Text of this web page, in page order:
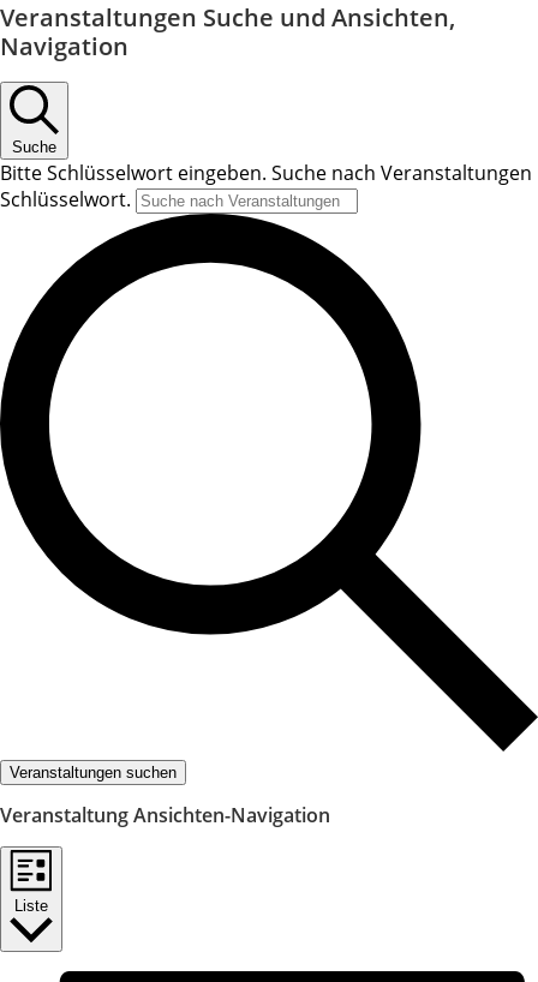
Veranstaltungen Suche und Ansichten,
Navigation
Suche
Bitte Schlüsselwort eingeben. Suche nach Veranstaltungen
Schlüsselwort.
Veranstaltungen suchen
Veranstaltung Ansichten-Navigation
Liste